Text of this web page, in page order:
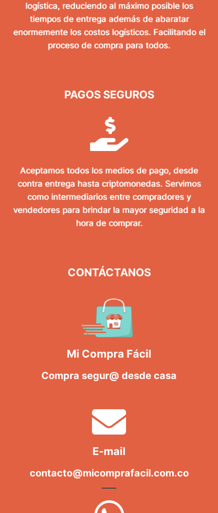
logística, reduciendo al máximo posible los
tiempos de entrega además de abaratar
enormemente los costos logísticos. Facilitando el
proceso de compra para todos.
PAGOS SEGUROS
Aceptamos todos los medios de pago, desde
contra entrega hasta criptomonedas. Servimos
como intermediarios entre compradores y
vendedores para brindar la mayor seguridad a la
hora de comprar.
CONTÁCTANOS
Mi Compra Fácil
Compra segur@ desde casa
E-mail
contacto@micomprafacil.com.co